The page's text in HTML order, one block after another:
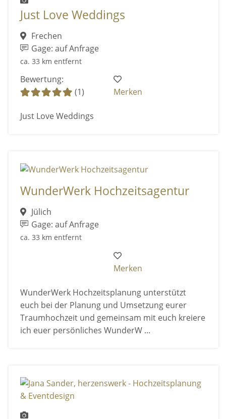
Just Love Weddings
Frechen
Gage: auf Anfrage
ca. 33 km entfernt
Bewertung:
(1)
Merken
Just Love Weddings
WunderWerk Hochzeitsagentur
Jülich
Gage: auf Anfrage
ca. 33 km entfernt
Merken
WunderWerk Hochzeitsplanung unterstützt
euch bei der Planung und Umsetzung eurer
Traumhochzeit und gemeinsam mit euch kreiere
ich euer persönliches WunderW ...